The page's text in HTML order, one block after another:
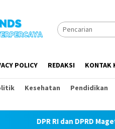
POLICY REDAKSI KONTAK
Kesehatan Pendidikan
DPRD Magetan Komit Kawal